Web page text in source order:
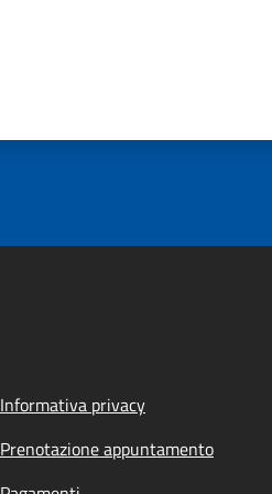
Informativa privacy
Prenotazione appuntamento